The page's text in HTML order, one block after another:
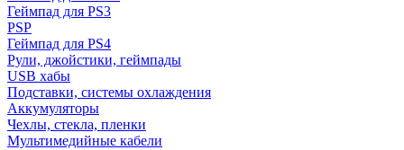
Геймпад для PS3
PSP
Геймпад для PS4
Рули, джойстики, геймпады
USB хабы
Подставки, системы охлаждения
Аккумуляторы
Чехлы, стекла, пленки
Мультимедийные кабели